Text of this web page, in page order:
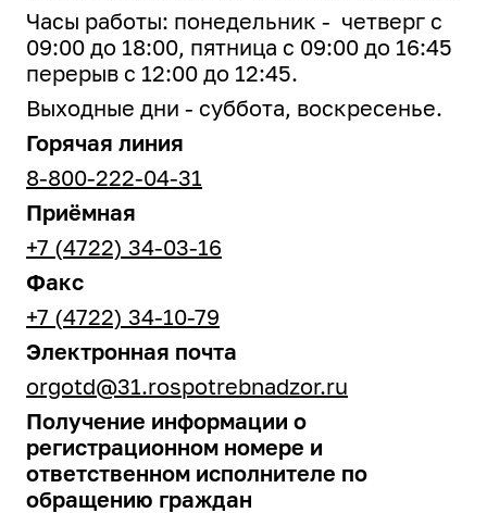
Часы работы: понедельник - четверг с
09:00 до 18:00, пятница с 09:00 до 16:45
перерыв с 12:00 до 12:45.
Выходные дни - суббота, воскресенье.
Горячая линия
8-800-222-04-31
Приёмная
+7 (4722) 34-03-16
Факс
+7 (4722) 34-10-79
Электронная почта
orgotd@31.rospotrebnadzor.ru
Получение информации о
регистрационном номере и
ответственном исполнителе по
обращению граждан